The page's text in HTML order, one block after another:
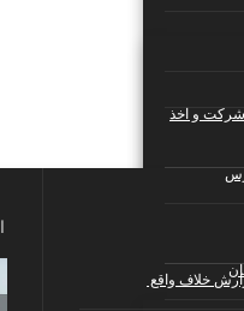
شرکت و اخذ
خلاف واقع